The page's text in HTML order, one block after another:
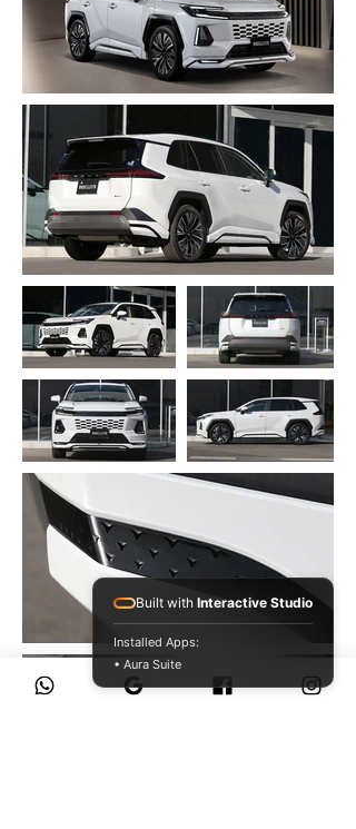
Built with Interactive Studio
Installed Apps:
• Aura Suite